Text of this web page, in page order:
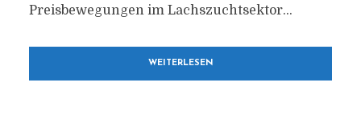
Preisbewegungen im Lachszuchtsektor...
WEITERLESEN